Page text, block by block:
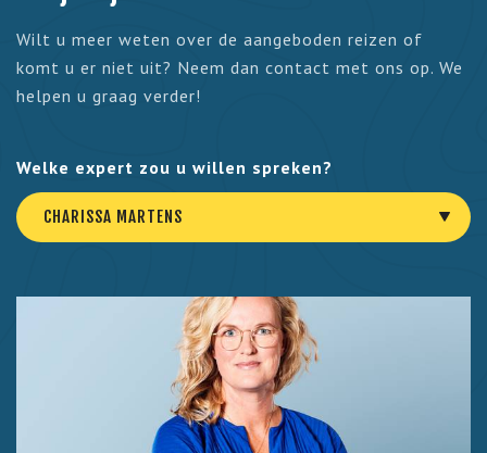
Wilt u meer weten over de aangeboden reizen of
komt u er niet uit? Neem dan contact met ons op. We
helpen u graag verder!
Welke expert zou u willen spreken?
CHARISSA MARTENS